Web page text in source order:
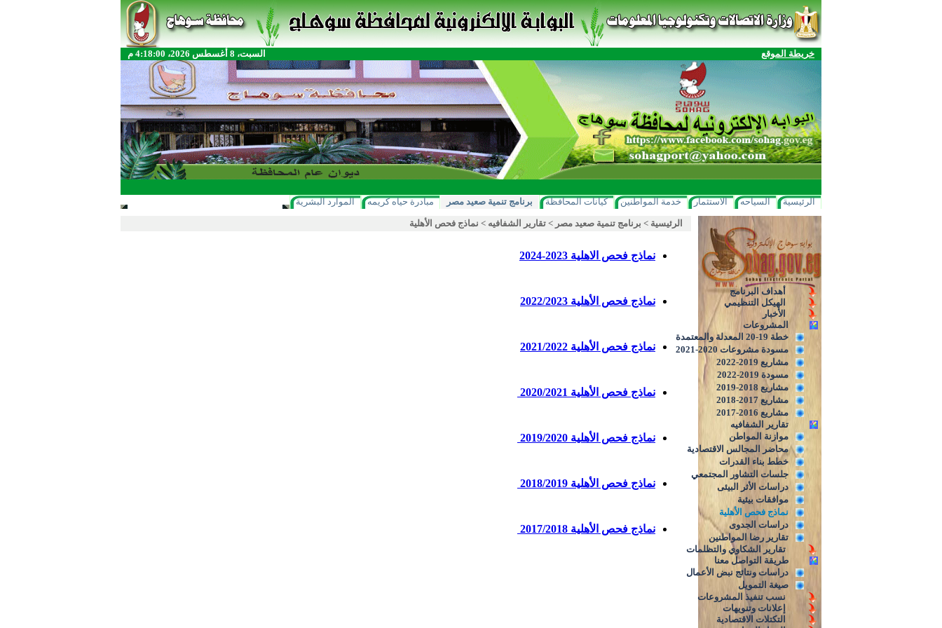
خريطة الموقع السبت، 8 أغسطس 2026، 4:18:00 م
الرئيسية السياحه الاستثمار خدمة المواطنين كيانات المحافظة برنامج تنمية صعيد مصر مبادرة حياه كريمه الموارد البشرية
أهداف البرنامج
الهيكل التنظيمي
الأخبار
المشروعات
خطة 19-20 المعدلة والمعتمدة
مسودة مشروعات 2020-2021
مشاريع 2019-2022
مسودة 2019-2022
مشاريع 2018-2019
مشاريع 2017-2018
مشاريع 2016-2017
تقارير الشفافيه
موازنة المواطن
محاضر المجالس الاقتصادية
خطط بناء القدرات
جلسات التشاور المجتمعي
دراسات الأثر البيئى
موافقات بيئية
نماذج فحص الأهلية
دراسات الجدوى
تقارير رضا المواطنين
تقارير الشكاوي والتظلمات
طريقة التواصل معنا
دراسات ونتائج نبض الأعمال
صيغة التمويل
نسب تنفيذ المشروعات
إعلانات وتنويهات
التكتلات الاقتصادية
الرئيسية > برنامج تنمية صعيد مصر > تقارير الشفافيه > نماذج فحص الأهلية
نماذج فحص الاهلية 2023-2024
نماذج فحص الأهلية 2022/2023
نماذج فحص الأهلية 2021/2022
نماذج فحص الأهلية 2020/2021
نماذج فحص الأهلية 2019/2020
نماذج فحص الأهلية 2018/2019
نماذج فحص الأهلية 2017/2018